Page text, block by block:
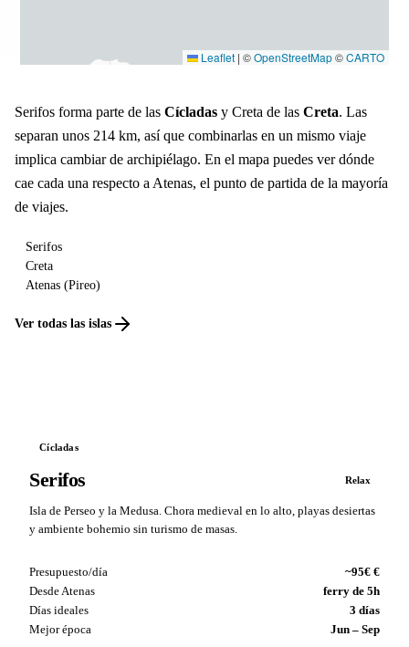
Leaflet | ©OpenStreetMap©CARTO
Serifos forma parte de las Cícladas y Creta de las Creta. Las
separan unos 214 km, así que combinarlas en un mismo viaje
implica cambiar de archipiélago. En el mapa puedes ver dónde
cae cada una respecto a Atenas, el punto de partida de la mayoría
de viajes.
Serifos
Creta
Atenas (Pireo)
Ver todas las islas
Cícladas
Serifos Relax
Isla de Perseo y la Medusa. Chora medieval en lo alto, playas desiertas
y ambiente bohemio sin turismo de masas.
Presupuesto/día
~95€ €
Desde Atenas
ferry de 5h
Días ideales
3 días
Mejor época
Jun – Sep